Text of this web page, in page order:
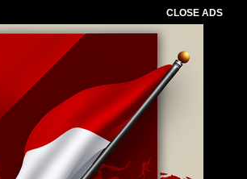
CLOSE ADS